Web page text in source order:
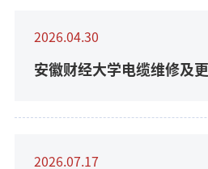
2026.04.30
安徽财经大学电缆维修及
2026.07.17